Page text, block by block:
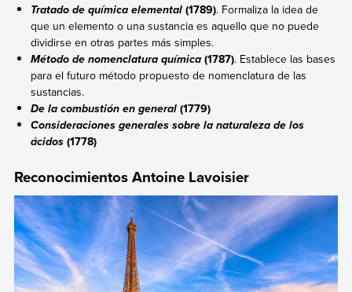
Tratado de química elemental (1789). Formaliza la idea de
que un elemento o una sustancia es aquello que no puede
dividirse en otras partes más simples.
Método de nomenclatura química(1787). Establece las bases
para el futuro método propuesto de nomenclatura de las
sustancias.
De la combustión en general (1779)
Consideraciones generales sobre la naturaleza de los
ácidos(1778)
Reconocimientos Antoine Lavoisier